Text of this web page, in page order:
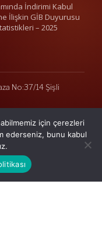
İndirimi Kabul
İlişkin GİB Duyurusu
– 2025
No:37/14 Şişli
için çerezleri
ederseniz, bunu kabul